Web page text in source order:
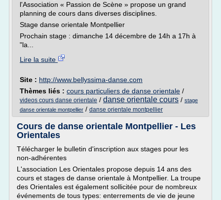
l'Association « Passion de Scène » propose un grand
planning de cours dans diverses disciplines.
Stage danse orientale Montpellier
Prochain stage : dimanche 14 décembre de 14h a 17h à
"la...
Lire la suite
Site : http://www.bellyssima-danse.com
Thèmes liés : cours particuliers de danse orientale /
videos cours danse orientale / danse orientale cours / stage
danse orientale montpellier / danse orientale montpellier
Cours de danse orientale Montpellier - Les
Orientales
Télécharger le bulletin d'inscription aux stages pour les
non-adhérentes
L'association Les Orientales propose depuis 14 ans des
cours et stages de danse orientale à Montpellier. La troupe
des Orientales est également sollicitée pour de nombreux
événements de tous types: enterrements de vie de jeune